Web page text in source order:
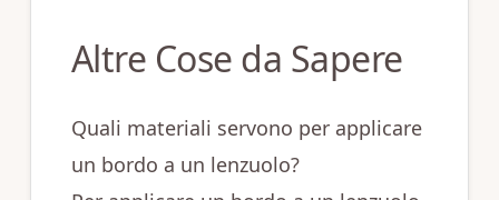
Altre Cose da Sapere
Quali materiali servono per applicare
un bordo a un lenzuolo?